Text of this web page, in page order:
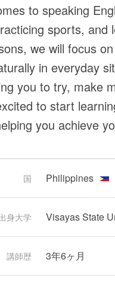
to speaking
sports, and
we will focus
in everyday
you to try, make
to start
you achieve
国 Philippines
身大学 Visayas State
講師歴 3年6ヶ月